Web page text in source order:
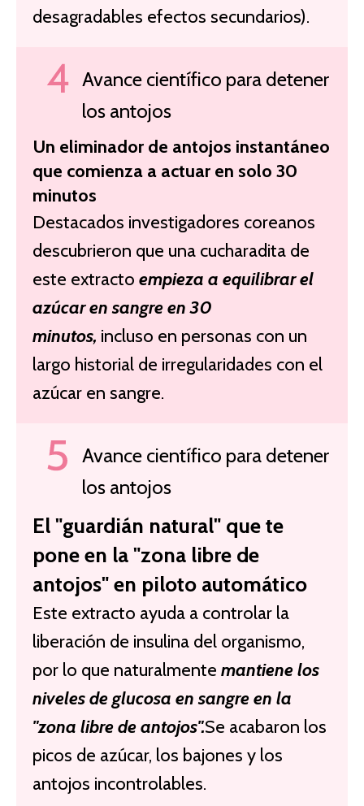
desagradables efectos secundarios).
Avance científico para detener
los antojos
Un eliminador de antojos instantáneo
que comienza a actuar en solo 30
minutos
Destacados investigadores coreanos
descubrieron que una cucharadita de
este extracto empieza a equilibrar el
azúcar en sangre en 30
minutos, incluso en personas con un
largo historial de irregularidades con el
azúcar en sangre.
Avance científico para detener
los antojos
El "guardián natural" que te
pone en la "zona libre de
antojos" en piloto automático
Este extracto ayuda a controlar la
liberación de insulina del organismo,
por lo que naturalmente mantiene los
niveles de glucosa en sangre en la
"zona libre de antojos".Se acabaron los
picos de azúcar, los bajones y los
antojos incontrolables.